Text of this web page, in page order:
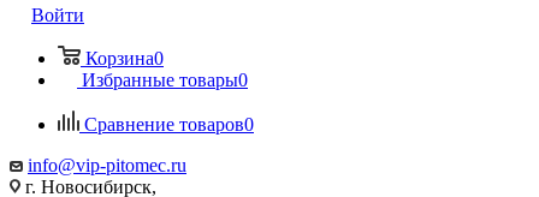
Войти
Корзина0
Избранные товары0
Сравнение товаров0
info@vip-pitomec.ru
г. Новосибирск,